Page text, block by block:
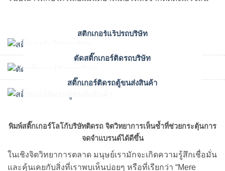
สติ๊กเกอร์แร็ปรถบริษัท
ตัดสติ๊กเกอร์ติดรถบริษัท
สติ๊กเกอร์ติดรถตู้ขนส่งสินค้า
พิมพ์สติ๊กเกอร์โลโก้บริษัทติดรถ จิตวิทยาการเห็นซ้ำที่ช่วยกระตุ้นการ
จดจำแบรนด์ได้ดีขึ้น
ในเชิงจิตวิทยาการตลาด มนุษย์เรามักจะเกิดความรู้สึกเชื่อมั่น
และคุ้นเคยกับสิ่งที่เราพบเห็นบ่อยๆ หรือที่เรียกว่า “Mere